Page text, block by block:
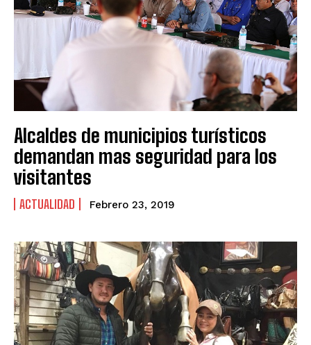
Alcaldes de municipios turísticos
demandan mas seguridad para los
visitantes
ACTUALIDAD Febrero 23, 2019